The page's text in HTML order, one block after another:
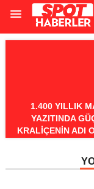
1.400 YILLIK
YAZITINDA
KRALIÇENIN ADI